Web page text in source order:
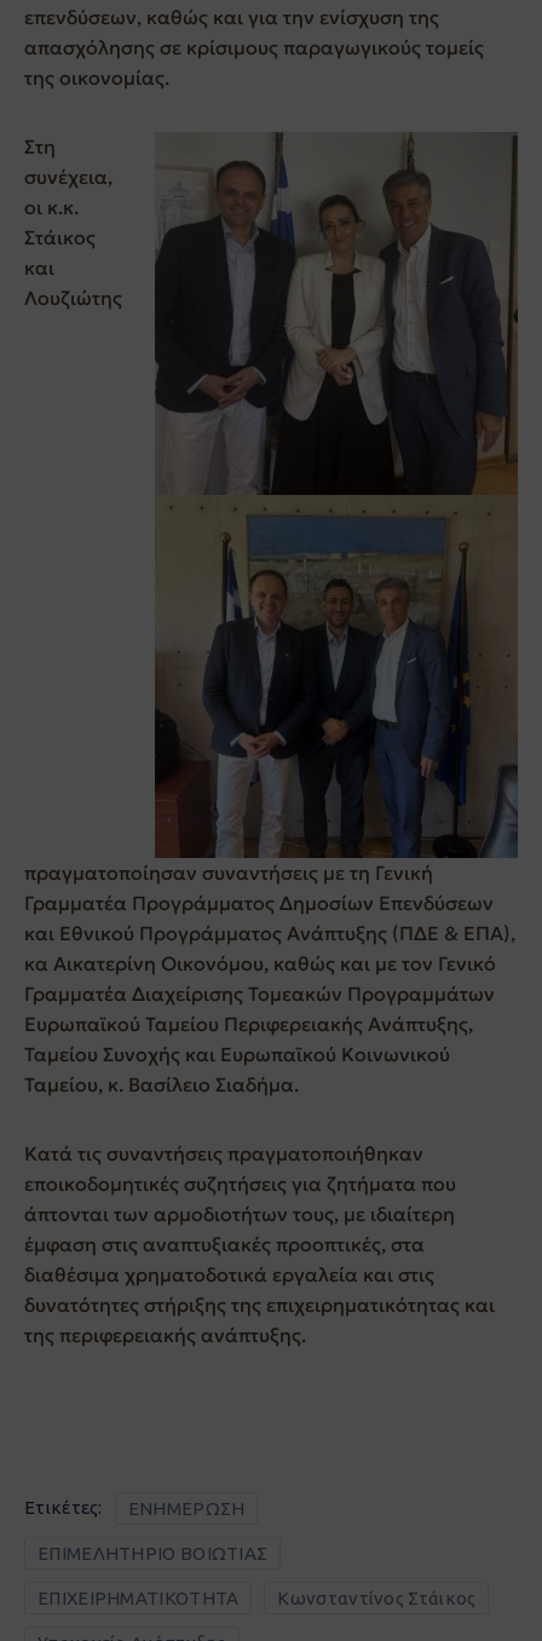
επενδύσεων, καθώς και για την ενίσχυση της
απασχόλησης σε κρίσιμους παραγωγικούς τομείς
της οικονομίας.
Στη
συνέχεια,
οι κ.κ.
Στάικος
και
Λουζιώτης
πραγματοποίησαν συναντήσεις με τη Γενική
Γραμματέα Προγράμματος Δημοσίων Επενδύσεων
και Εθνικού Προγράμματος Ανάπτυξης (ΠΔΕ & ΕΠΑ),
κα Αικατερίνη Οικονόμου, καθώς και με τον Γενικό
Γραμματέα Διαχείρισης Τομεακών Προγραμμάτων
Ευρωπαϊκού Ταμείου Περιφερειακής Ανάπτυξης,
Ταμείου Συνοχής και Ευρωπαϊκού Κοινωνικού
Ταμείου, κ. Βασίλειο Σιαδήμα.
Κατά τις συναντήσεις πραγματοποιήθηκαν
εποικοδομητικές συζητήσεις για ζητήματα που
άπτονται των αρμοδιοτήτων τους, με ιδιαίτερη
έμφαση στις αναπτυξιακές προοπτικές, στα
διαθέσιμα χρηματοδοτικά εργαλεία και στις
δυνατότητες στήριξης της επιχειρηματικότητας και
της περιφερειακής ανάπτυξης.
Ετικέτες: ΕΝΗΜΕΡΩΣΗ
ΕΠΙΜΕΛΗΤΗΡΙΟ ΒΟΙΩΤΙΑΣ
ΕΠΙΧΕΙΡΗΜΑΤΙΚΟΤΗΤΑ Κωνσταντίνος Στάικος